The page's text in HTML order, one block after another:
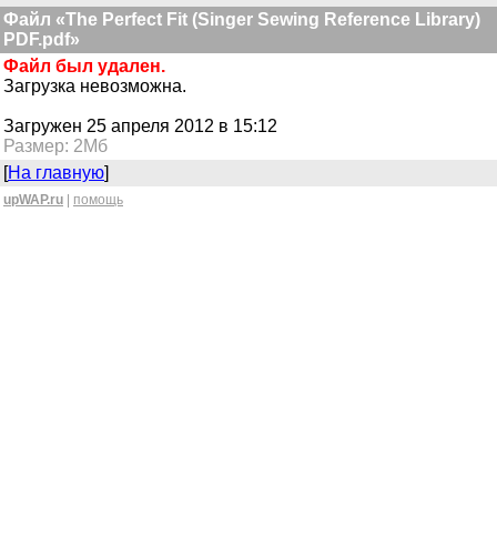
Файл «The Perfect Fit (Singer Sewing Reference Library)
PDF.pdf»
Файл был удален.
Загрузка невозможна.
Загружен 25 апреля 2012 в 15:12
Размер: 2Мб
[На главную]
upWAP.ru помощь